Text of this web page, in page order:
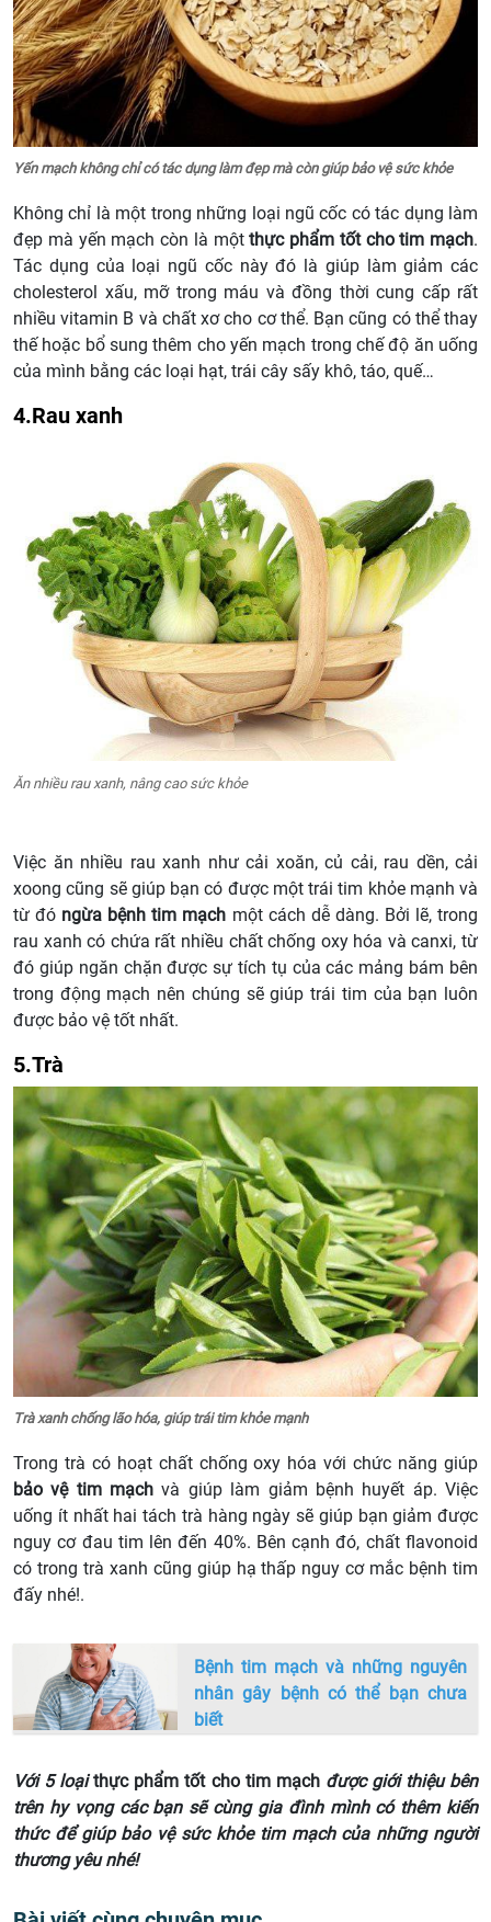
Yến mạch không chỉ có tác dụng làm đẹp mà còn giúp bảo vệ sức khỏe
Không chỉ là một trong những loại ngũ cốc có tác dụng làm
đẹp mà yến mạch còn là mộtthực phẩm tốt cho tim mạch.
Tác dụng của loại ngũ cốc này đó là giúp làm giảm các
cholesterol xấu, mỡ trong máu và đồng thời cung cấp rất
nhiều vitamin B và chất xơ cho cơ thể. Bạn cũng có thể thay
thế hoặc bổ sung thêm cho yến mạch trong chế độ ăn uống
của mình bằng các loại hạt, trái cây sấy khô, táo, quế…
4.Rau xanh
Ăn nhiều rau xanh, nâng cao sức khỏe
Việc ăn nhiều rau xanh như cải xoăn, củ cải, rau dền, cải
xoong cũng sẽ giúp bạn có được một trái tim khỏe mạnh và
từ đó ngừa bệnh tim mạch một cách dễ dàng. Bởi lẽ, trong
rau xanh có chứa rất nhiều chất chống oxy hóa và canxi, từ
đó giúp ngăn chặn được sự tích tụ của các mảng bám bên
trong động mạch nên chúng sẽ giúp trái tim của bạn luôn
được bảo vệ tốt nhất.
5.Trà
Trà xanh chống lão hóa, giúp trái tim khỏe mạnh
Trong trà có hoạt chất chống oxy hóa với chức năng giúp
bảo vệ tim mạch và giúp làm giảm bệnh huyết áp. Việc
uống ít nhất hai tách trà hàng ngày sẽ giúp bạn giảm được
nguy cơ đau tim lên đến 40%. Bên cạnh đó, chất flavonoid
có trong trà xanh cũng giúp hạ thấp nguy cơ mắc bệnh tim
đấy nhé!.
Bệnh tim mạch và những nguyên
nhân gây bệnh có thể bạn chưa
biết
Với 5 loạithực phẩm tốt cho tim mạchđược giới thiệu bên
trên hy vọng các bạn sẽ cùng gia đình mình có thêm kiến
thức để giúp bảo vệ sức khỏe tim mạch của những người
thương yêu nhé!